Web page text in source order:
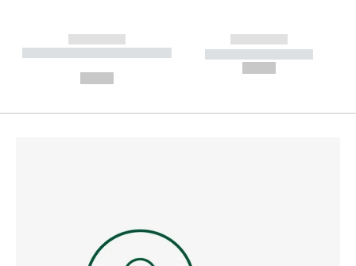
------------
----------- ----------- --------
------------
----------- -----------